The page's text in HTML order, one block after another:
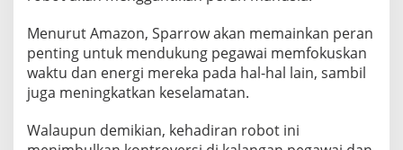
Menurut Amazon, Sparrow akan memainkan peran
penting untuk mendukung pegawai memfokuskan
waktu dan energi mereka pada hal-hal lain, sambil
juga meningkatkan keselamatan.
Walaupun demikian, kehadiran robot ini